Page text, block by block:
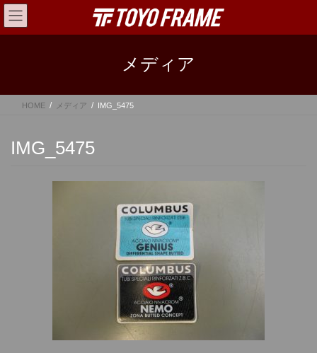
コ
ン
テ
ス
ナ
ビ
ゲ
ン
メディア
HOME メディア IMG_5475
IMG_5475